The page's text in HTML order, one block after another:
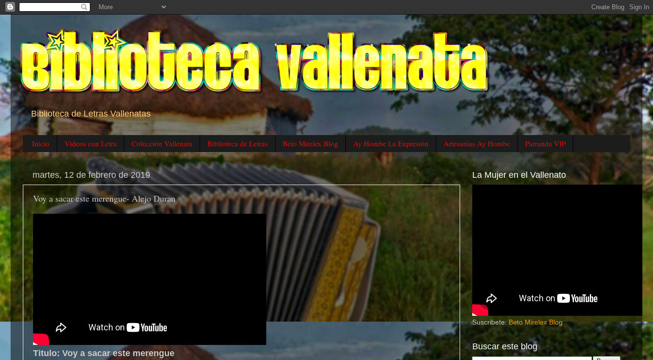
Biblioteca de Letras Vallenatas
Inicio Videos con Letra Colección Vallenata Biblioteca de Letras Beto Mirelex Blog Ay Hombe La Expresión Artesanias Ay Hombe Parranda VIP
martes, 12 de febrero de 2019
Voy a sacar este merengue- Alejo Duran
Titulo: Voy a sacar este merengue
La Mujer en el Vallenato
Suscribete: Beto Mirelex Blog
Buscar este blog